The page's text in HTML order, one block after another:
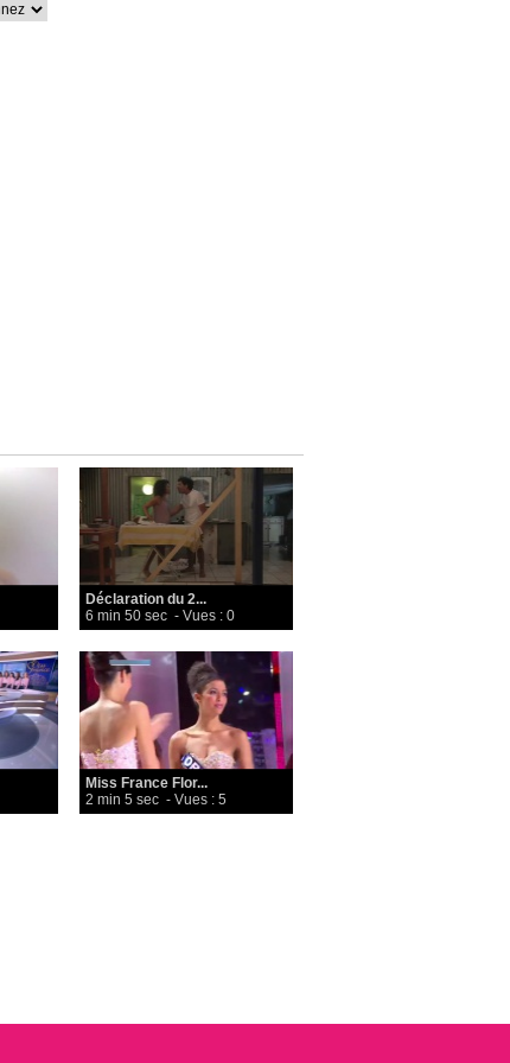
Déclaration du 2...
6 min 50 sec - Vues : 0
Miss France Flor...
2 min 5 sec - Vues : 5